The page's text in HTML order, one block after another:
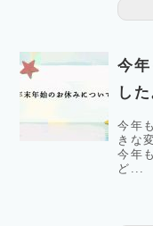
今年
した
今年
きな
今年
ど...